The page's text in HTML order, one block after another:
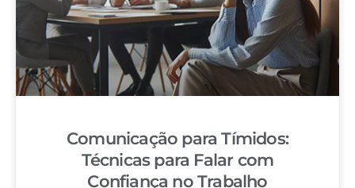
Comunicação para Tímidos:
Técnicas para Falar com
Confiança no Trabalho